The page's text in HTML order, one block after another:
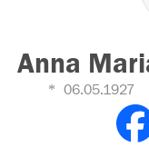
Anna
06.05.1927